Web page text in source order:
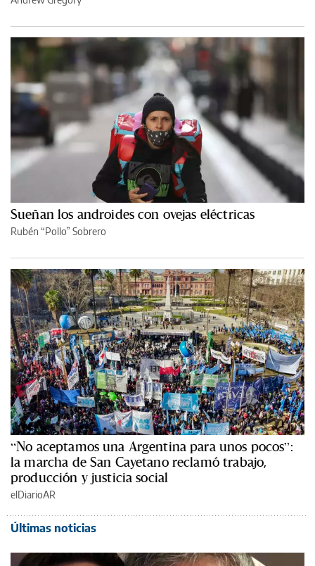
Sueñan los androides con ovejas eléctricas
Rubén “Pollo” Sobrero
“No aceptamos una Argentina para unos pocos”:
la marcha de San Cayetano reclamó trabajo,
producción y justicia social
elDiarioAR
Últimas noticias